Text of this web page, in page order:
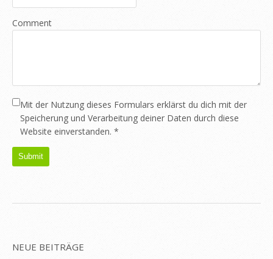
Comment
Mit der Nutzung dieses Formulars erklärst du dich mit der
Speicherung und Verarbeitung deiner Daten durch diese
Website einverstanden. *
NEUE BEITRÄGE